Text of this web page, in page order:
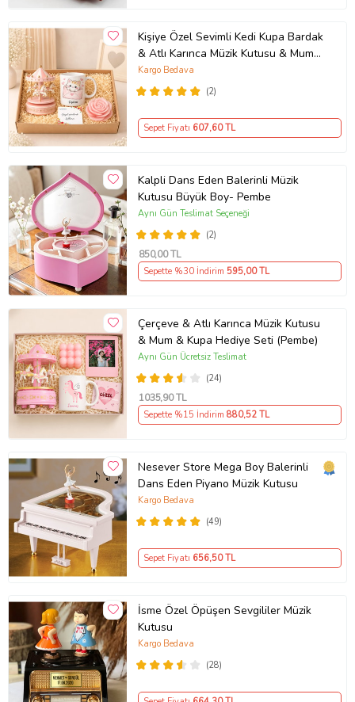
Kişiye Özel Sevimli Kedi Kupa Bardak
& Atlı Karınca Müzik Kutusu & Mum
Hediye Kutusu
(2)
Kargo Bedava
Sepet Fiyatı 607,60 TL
Kalpli Dans Eden Balerinli Müzik
Kutusu Büyük Boy- Pembe
(2)
Aynı Gün Teslimat Seçeneği
850,00 TL
Sepette %30 İndirim 595,00 TL
Çerçeve & Atlı Karınca Müzik Kutusu
& Mum & Kupa Hediye Seti (Pembe)
(24)
Aynı Gün Ücretsiz Teslimat
1035,90 TL
Sepette %15 İndirim 880,52 TL
Nesever Store Mega Boy Balerinli
Dans Eden Piyano Müzik Kutusu
(49)
Kargo Bedava
Sepet Fiyatı 656,50 TL
İsme Özel Öpüşen Sevgililer Müzik
Kutusu
(28)
Kargo Bedava